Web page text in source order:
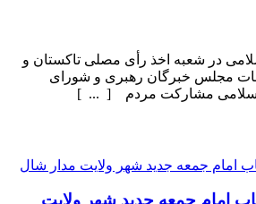
در شعبه اخذ رأی مصلی تاکستان و
مجلس خبرگان رهبری و شورای
اسلامی مشارکت مردم [ ... ]
امام جمعه جدید شهر ولایت